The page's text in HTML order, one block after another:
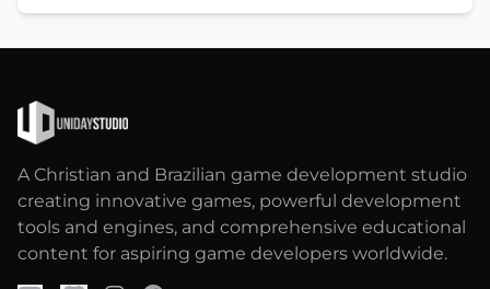
A Christian and Brazilian game development studio
creating innovative games, powerful development
tools and engines, and comprehensive educational
content for aspiring game developers worldwide.